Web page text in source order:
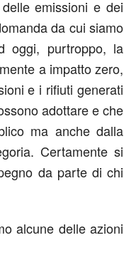
emissioni e dei
da cui siamo
oggi, purtroppo, la
a impatto zero,
e i rifiuti generati
adottare e che
ma anche dalla
Certamente si
da parte di chi
alcune delle azioni